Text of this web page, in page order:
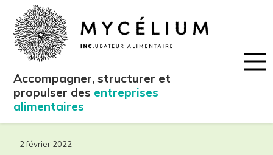
Accompagner, structurer et
propulser des entreprises
alimentaires
2 février 2022